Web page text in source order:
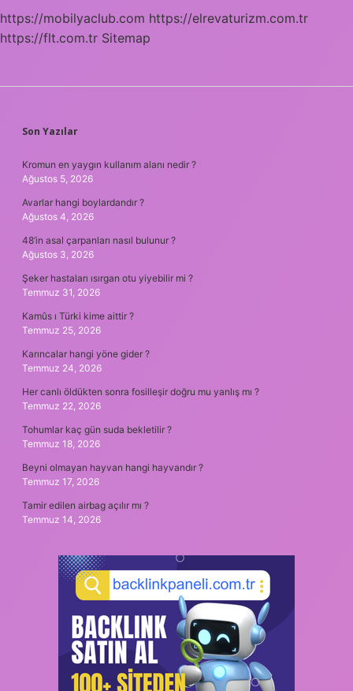
https://mobilyaclub.com https://elrevaturizm.com.tr
https://flt.com.tr Sitemap
SIDEBAR
Son Yazılar
Kromun en yaygın kullanım alanı nedir ?
Ağustos 5, 2026
Avarlar hangi boylardandır ?
Ağustos 4, 2026
48’in asal çarpanları nasıl bulunur ?
Ağustos 3, 2026
Şeker hastaları ısırgan otu yiyebilir mi ?
Temmuz 31, 2026
Kamûs ı Türki kime aittir ?
Temmuz 25, 2026
Karıncalar hangi yöne gider ?
Temmuz 24, 2026
Her canlı öldükten sonra fosilleşir doğru mu yanlış mı ?
Temmuz 22, 2026
Tohumlar kaç gün suda bekletilir ?
Temmuz 18, 2026
Beyni olmayan hayvan hangi hayvandır ?
Temmuz 17, 2026
Tamir edilen airbag açılır mı ?
Temmuz 14, 2026